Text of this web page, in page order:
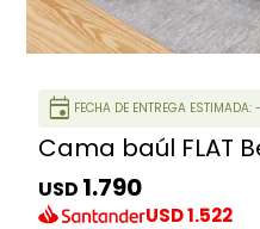
event FECHA DE ENTREGA ESTIMADA: -
Cama baúl FLAT
USD 1.790
USD1.522